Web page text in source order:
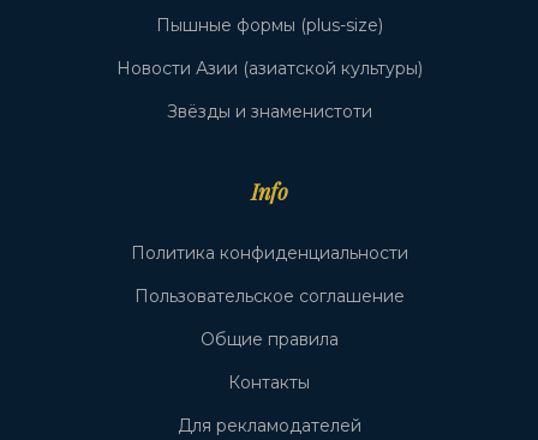
Пышные формы (plus-size)
Новости Азии (азиатской культуры)
Звёзды и знаменистоти
Info
Политика конфиденциальности
Пользовательское соглашение
Общие правила
Контакты
Для рекламодателей